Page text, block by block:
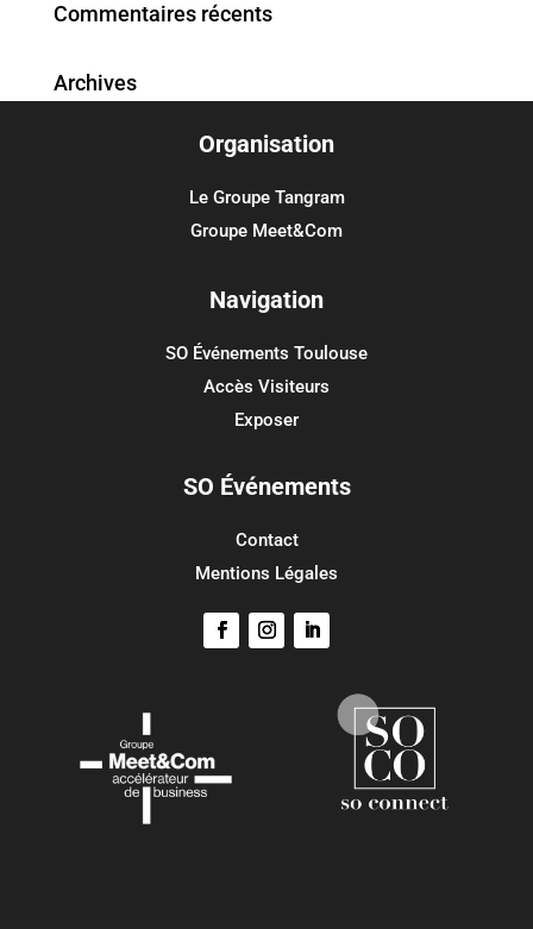
Commentaires récents
Archives
Flux des commentaires
Site de WordPress-FR
Organisation
Le Groupe Tangram
Groupe Meet&Com
Navigation
SO Événements Toulouse
Accès Visiteurs
Exposer
SO Événements
Contact
Mentions Légales